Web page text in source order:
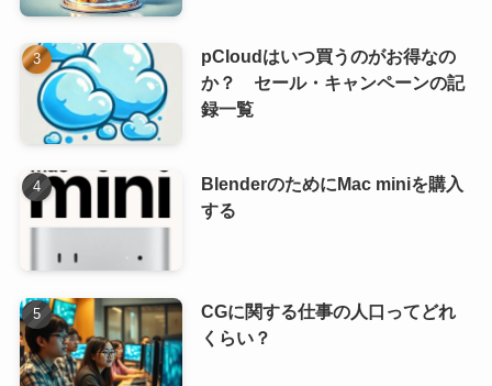
pCloudはいつ買うのがお得なの
か？ セール・キャンペーンの記
録一覧
BlenderのためにMac miniを購入
する
CGに関する仕事の人口ってどれ
くらい？